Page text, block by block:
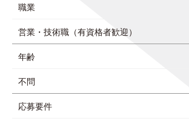
職業
営業・技術職（有資格者歓迎）
年齢
不問
応募要件